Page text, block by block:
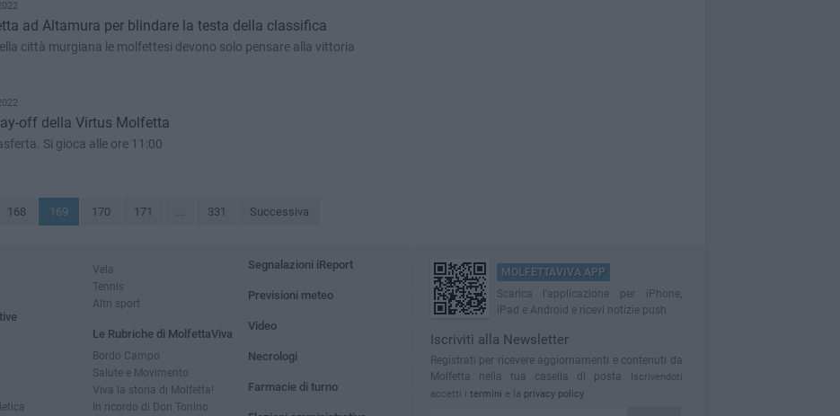
ad Altamura per blindare la testa della classifica
città murgiana le molfettesi devono solo pensare alla vittoria
off della Virtus Molfetta
Si gioca alle ore 11:00
168 169 170 171 ... 331 Successiva
Vela
Tennis
Altri sport
Le Rubriche di MolfettaViva
Bordo Campo
Salute e Movimento
Viva la storia di Molfetta!
In ricordo di Don Tonino
Segnalazioni iReport
Previsioni meteo
Video
Necrologi
Farmacie di turno
MOLFETTAVIVA APP
Scarica l'applicazione per iPhone,
iPad e Android e ricevi notizie push
Iscriviti alla Newsletter
Registrati per ricevere aggiornamenti e contenuti da
Molfetta nella tua casella di posta
Iscrivendoti
accetti i termini e la privacy policy